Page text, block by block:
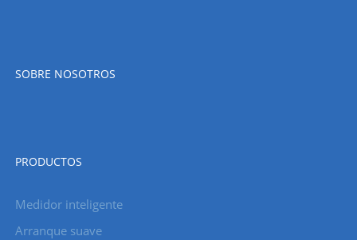
SOBRE NOSOTROS
PRODUCTOS
Medidor inteligente
Arranque suave